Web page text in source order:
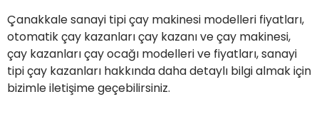
Çanakkale sanayi tipi çay makinesi modelleri fiyatları,
otomatik çay kazanlarıçay kazanı ve çay makinesi,
çay kazanları çay ocağı modelleri ve fiyatları, sanayi
tipi çay kazanları hakkında daha detaylı bilgi almak için
bizimle iletişime geçebilirsiniz.